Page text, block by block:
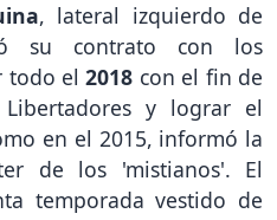
, lateral izquierdo de
su contrato con los
todo el2018 con el fin de
y lograr el
en el 2015, informó la
de los 'mistianos'. El
temporada vestido de